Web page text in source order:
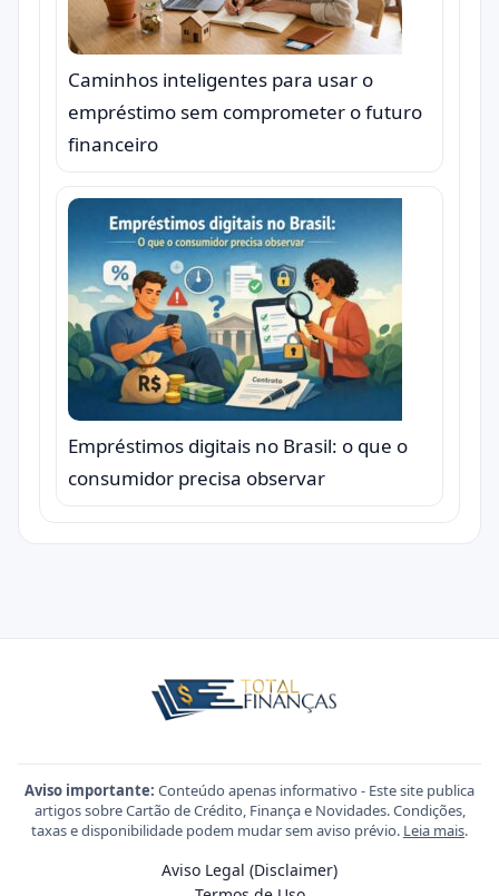
Caminhos inteligentes para usar o
empréstimo sem comprometer o futuro
financeiro
Empréstimos digitais no Brasil: o que o
consumidor precisa observar
Aviso importante: Conteúdo apenas informativo - Este site publica
artigos sobre Cartão de Crédito, Finança e Novidades. Condições,
taxas e disponibilidade podem mudar sem aviso prévio. Leia mais.
Aviso Legal (Disclaimer)